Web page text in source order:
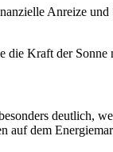
Anreize
deutlich,
auf dem